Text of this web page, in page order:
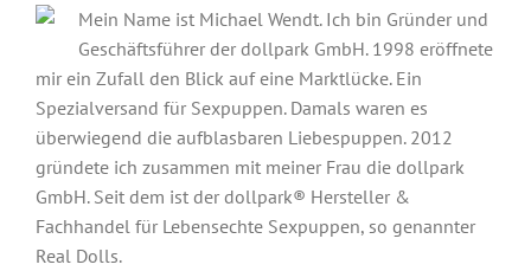
Mein Name ist Michael Wendt. Ich bin Gründer und
Geschäftsführer der dollpark GmbH. 1998 eröffnete
mir ein Zufall den Blick auf eine Marktlücke. Ein
Spezialversand für Sexpuppen. Damals waren es
überwiegend die aufblasbaren Liebespuppen. 2012
gründete ich zusammen mit meiner Frau die dollpark
GmbH. Seit dem ist der dollpark® Hersteller &
Fachhandel für Lebensechte Sexpuppen, so genannter
Real Dolls.